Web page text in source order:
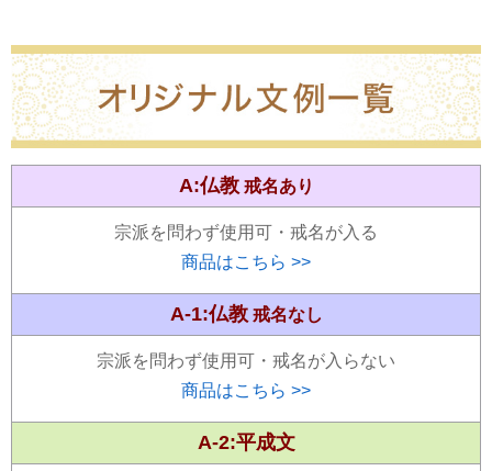
A:仏教戒名あり
宗派を問わず使用可・戒名が入る
商品はこちら >>
A-1:仏教戒名なし
宗派を問わず使用可・戒名が入らない
商品はこちら >>
A-2:平成文